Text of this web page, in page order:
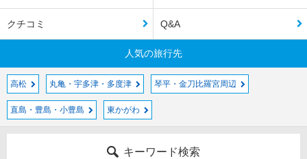
クチコミ Q&A
人気の旅行先
高松 丸亀・宇多津・多度津 琴平・金刀比羅宮周辺
直島・豊島・小豊島 東かがわ
キーワード検索